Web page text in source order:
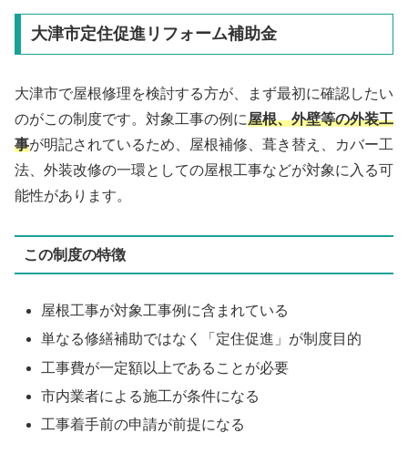
大津市定住促進リフォーム補助金
大津市で屋根修理を検討する方が、まず最初に確認したい
のがこの制度です。対象工事の例に屋根、外壁等の外装工
事が明記されているため、屋根補修、葺き替え、カバー工
法、外装改修の一環としての屋根工事などが対象に入る可
能性があります。
この制度の特徴
屋根工事が対象工事例に含まれている
単なる修繕補助ではなく「定住促進」が制度目的
工事費が一定額以上であることが必要
市内業者による施工が条件になる
工事着手前の申請が前提になる